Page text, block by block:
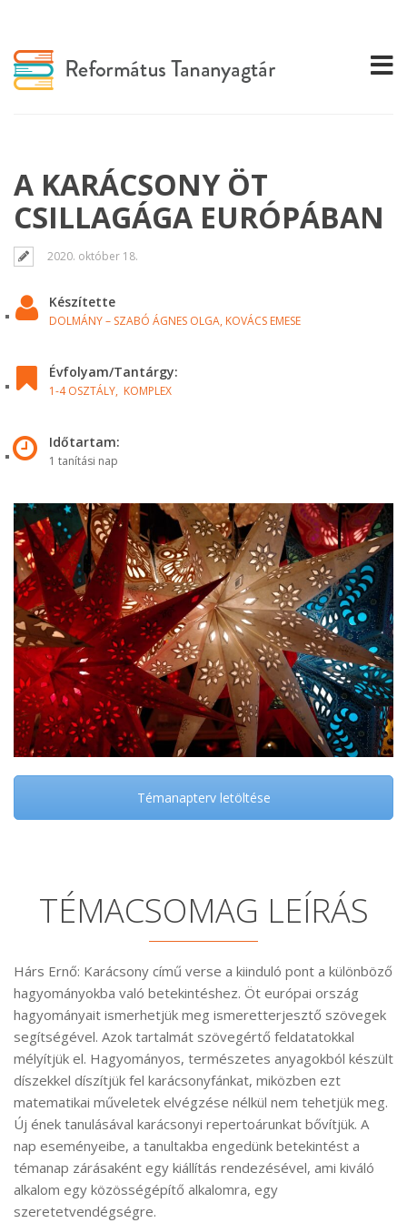
A KARÁCSONY ÖT
CSILLAGÁGA EURÓPÁBAN
2020. október 18.
Készítette
DOLMÁNY – SZABÓ ÁGNES OLGA, KOVÁCS EMESE
Évfolyam/Tantárgy:
1-4 OSZTÁLY, KOMPLEX
Időtartam:
1 tanítási nap
Témanapterv letöltése
TÉMACSOMAG LEÍRÁS
Hárs Ernő: Karácsony című verse a kiinduló pont a különböző
hagyományokba való betekintéshez. Öt európai ország
hagyományait ismerhetjük meg ismeretterjesztő szövegek
segítségével. Azok tartalmát szövegértő feldatatokkal
mélyítjük el. Hagyományos, természetes anyagokból készült
díszekkel díszítjük fel karácsonyfánkat, miközben ezt
matematikai műveletek elvégzése nélkül nem tehetjük meg.
Új ének tanulásával karácsonyi repertoárunkat bővítjük. A
nap eseményeibe, a tanultakba engedünk betekintést a
témanap zárásaként egy kiállítás rendezésével, ami kiváló
alkalom egy közösségépítő alkalomra, egy
szeretetvendégségre.